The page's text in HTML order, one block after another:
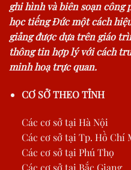
ghi hình và biên soạn công
học tiếng Đức một cách
giảng được dựa trên giáo
thông tin hợp lý với cách
minh hoạ trực quan.
CƠ SỞ THEO TỈNH
Các cơ sở tại Hà Nội
Các cơ sở tại Tp. Hồ Chí
Các cơ sở tại Phú Thọ
Các cơ sở tại Bắc Giang